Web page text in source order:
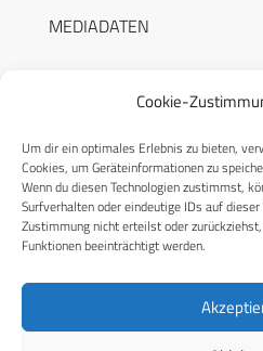
Cookie-
Um dir ein optimales Erlebnis zu bieten,
Cookies, um Geräteinformationen zu
Wenn du diesen Technologien zustimmst,
Surfverhalten oder eindeutige IDs auf
Zustimmung nicht erteilst oder
Funktionen beeinträchtigt werden.
MEDIADATEN
RECHTLICHES
Datenschutzerklärung
Cookie-Richtlinie (EU)